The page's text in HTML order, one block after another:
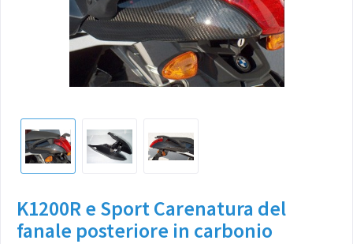
K1200R e Sport Carenatura del
fanale posteriore in carbonio